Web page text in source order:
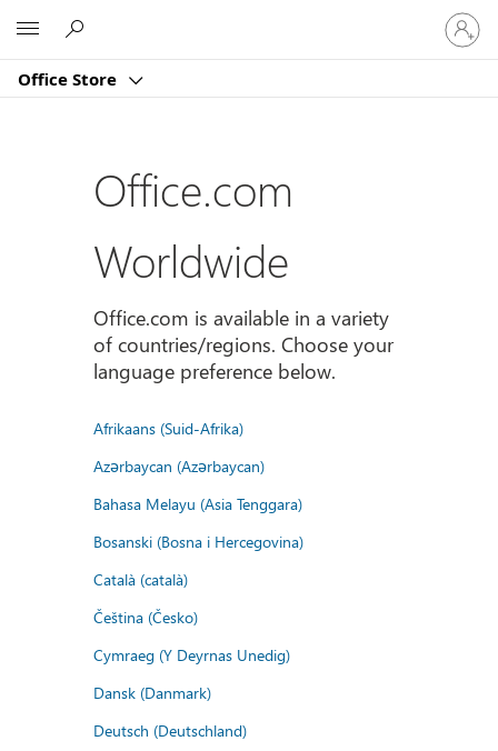
Office Store
Sign
in
to
account
Office.com
Worldwide
Office.com is available in a variety
of countries/regions. Choose your
language preference below.
Afrikaans (Suid-Afrika)
Azərbaycan (Azərbaycan)
Bahasa Melayu (Asia Tenggara)
Bosanski (Bosna i Hercegovina)
Català (català)
Čeština (Česko)
Cymraeg (Y Deyrnas Unedig)
Dansk (Danmark)
Deutsch (Deutschland)